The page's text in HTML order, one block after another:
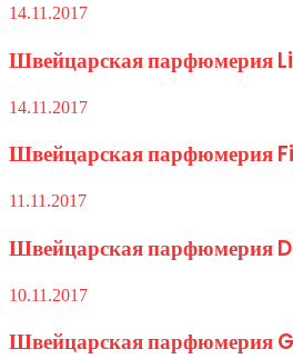
14.11.2017
Швейцарская парфюмерия
14.11.2017
Швейцарская парфюмерия
11.11.2017
Швейцарская парфюмерия
10.11.2017
Швейцарская парфюмерия